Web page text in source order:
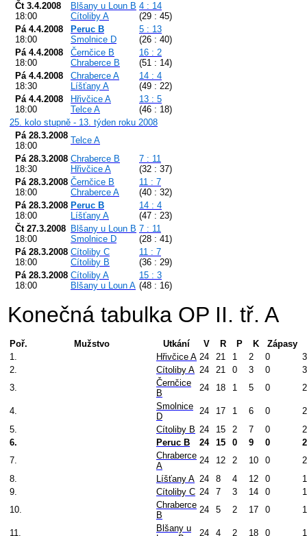
Čt 3.4.2008
18:00
Blšany u Loun B
Cítoliby A
4 : 14
(29 : 45)
Pá 4.4.2008
18:00
Peruc B
Smolnice D
5 : 13
(26 : 40)
Pá 4.4.2008
18:00
Černčice B
Chraberce B
16 : 2
(51 : 14)
Pá 4.4.2008
18:30
Chraberce A
Líšťany A
14 : 4
(49 : 22)
Pá 4.4.2008
18:00
Hřivčice A
Telce A
13 : 5
(46 : 18)
25. kolo stupně - 13. týden roku 2008
Pá 28.3.2008
18:00
Telce A
Pá 28.3.2008
18:30
Chraberce B
Hřivčice A
7 : 11
(32 : 37)
Pá 28.3.2008
18:00
Černčice B
Chraberce A
11 : 7
(40 : 32)
Pá 28.3.2008
18:00
Peruc B
Líšťany A
14 : 4
(47 : 23)
Čt 27.3.2008
18:00
Blšany u Loun B
Smolnice D
7 : 11
(28 : 41)
Pá 28.3.2008
18:00
Cítoliby C
Cítoliby B
11 : 7
(36 : 29)
Pá 28.3.2008
18:00
Cítoliby A
Blšany u Loun A
15 : 3
(48 : 16)
Konečná tabulka OP II. tř. A
Poř. Mužstvo Utkání V R P K
Zápasy
1.
Hřivčice A 24 21 1 2 0
2.
Cítoliby A 24 21 0 3 0
3.
Černčice
B
24 18 1 5 0
4.
Smolnice
D
24 17 1 6 0
5.
Cítoliby B 24 15 2 7 0
6.
Peruc B 24 15 0 9 0
7.
Chraberce
A
24 12 2 10 0
8.
Líšťany A 24 8 4 12 0
9.
Cítoliby C 24 7 3 14 0
10.
Chraberce
B
24 5 2 17 0
11.
Blšany u
24 4 2 18 0